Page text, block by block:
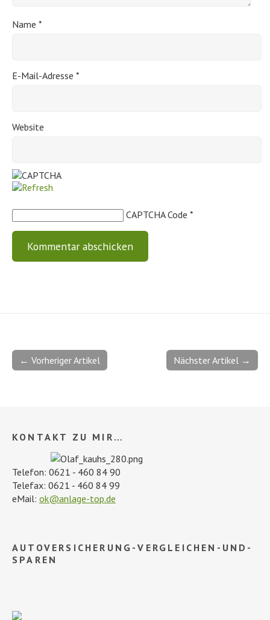
Name *
E-Mail-Adresse *
Website
CAPTCHA Code *
Nächster Artikel →
← Vorheriger Artikel
KONTAKT ZU MIR…
Telefon: 0621 - 460 84 90
Telefax: 0621 - 460 84 99
eMail: ok@anlage-top.de
AUTOVERSICHERUNG-VERGLEICHEN-UND-
SPAREN